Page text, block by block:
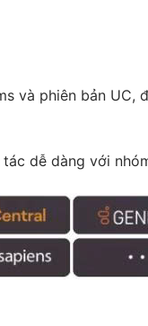
và phiên bản UC,
dễ dàng với